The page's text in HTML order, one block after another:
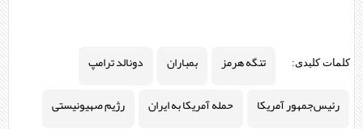
کلمات کلیدی: تنگه هرمز بمباران
دونالد ترامپ
رئیس‌جمهور آمریکا
حمله آمریکا به ایران رژیم صهیونیستی